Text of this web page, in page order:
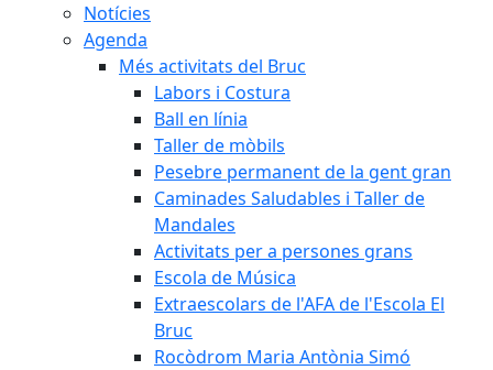
Notícies
Agenda
Més activitats del Bruc
Labors i Costura
Ball en línia
Taller de mòbils
Pesebre permanent de la gent gran
Caminades Saludables i Taller de
Mandales
Activitats per a persones grans
Escola de Música
Extraescolars de l'AFA de l'Escola El
Bruc
Rocòdrom Maria Antònia Simó